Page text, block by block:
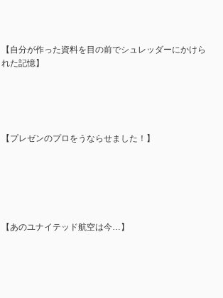
【自分が作った資料を目の前でシュレッダーにかけら
れた記憶】
【プレゼンのプロをうならせました！】
【あのユナイテッド航空は今…】